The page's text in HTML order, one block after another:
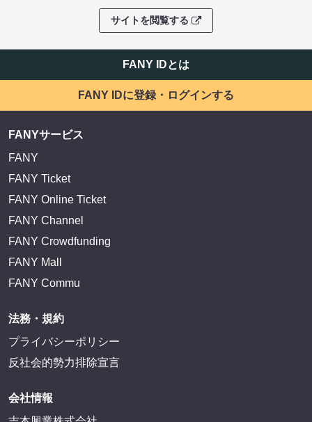
サイトを閲覧する
FANY IDとは
FANY IDに登録・ログインする
FANYサービス
FANY
FANY Ticket
FANY Online Ticket
FANY Channel
FANY Crowdfunding
FANY Mall
FANY Commu
法務・規約
プライバシーポリシー
反社会的勢力排除宣言
会社情報